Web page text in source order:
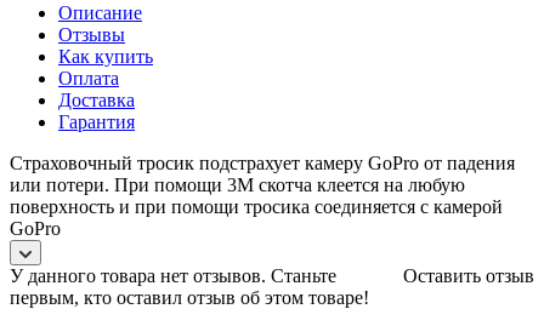
Описание
Отзывы
Как купить
Оплата
Доставка
Гарантия
Страховочный тросик подстрахует камеру GoPro от падения
или потери. При помощи 3М скотча клеется на любую
поверхность и при помощи тросика соединяется с камерой
GoPro
Оставить отзыв
У данного товара нет отзывов. Станьте
первым, кто оставил отзыв об этом товаре!